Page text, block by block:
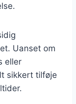
Uanset om
eller
sikkert tilføje